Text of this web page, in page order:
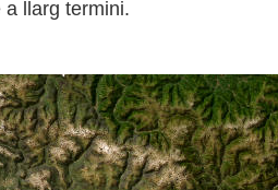
a llarg termini.